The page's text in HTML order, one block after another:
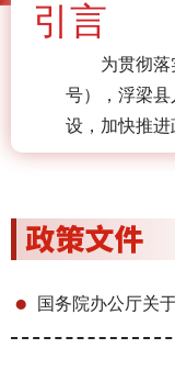
引言
为贯彻
号），浮梁
设，加快推